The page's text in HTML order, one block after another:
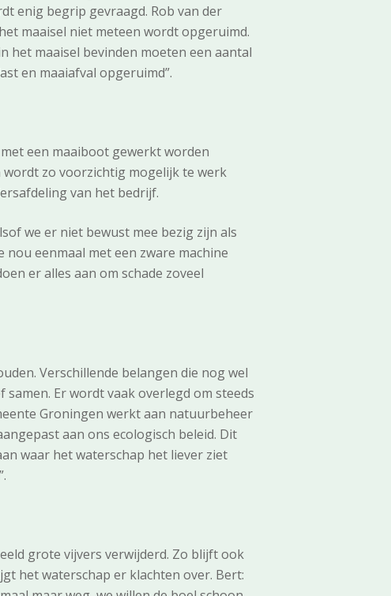
enig begrip gevraagd. Rob van der
maaisel niet meteen wordt opgeruimd.
het maaisel bevinden moeten een aantal
en maaiafval opgeruimd”.
een maaiboot gewerkt worden
zo voorzichtig mogelijk te werk
van het bedrijf.
we er niet bewust mee bezig zijn als
eenmaal met een zware machine
er alles aan om schade zoveel
Verschillende belangen die nog wel
Er wordt vaak overlegd om steeds
Groningen werkt aan natuurbeheer
aan ons ecologisch beleid. Dit
waar het waterschap het liever ziet
grote vijvers verwijderd. Zo blijft ook
het waterschap er klachten over. Bert: